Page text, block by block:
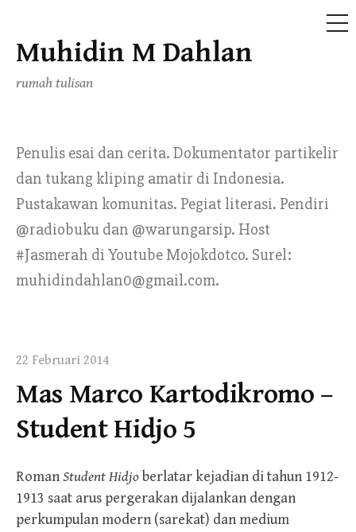
Skip
content
Muhidin M Dahlan
rumah tulisan
Penulis esai dan cerita. Dokumentator partikelir
dan tukang kliping amatir di Indonesia.
Pustakawan komunitas. Pegiat literasi. Pendiri
@radiobuku dan @warungarsip. Host
#Jasmerah di Youtube Mojokdotco. Surel:
muhidindahlan0@gmail.com.
22 Februari 2014
Mas Marco Kartodikromo –
Student Hidjo 5
RomanStudent Hidjo berlatar kejadian di tahun 1912-
1913 saat arus pergerakan dijalankan dengan
perkumpulan modern (sarekat) dan medium